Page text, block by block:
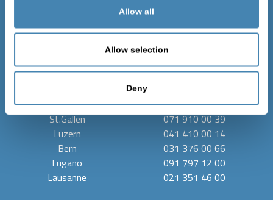
Allow all
Allow selection
Deny
Contatti
Protezione dei dati
Contatti
Zürich
044 201 00 38
St.Gallen
071 910 00 39
Luzern
041 410 00 14
Bern
031 376 00 66
Lugano
091 797 12 00
Lausanne
021 351 46 00